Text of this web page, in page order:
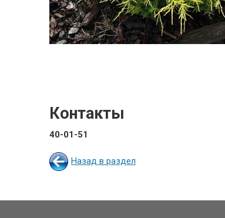
Контакты
40-01-51
Назад в раздел